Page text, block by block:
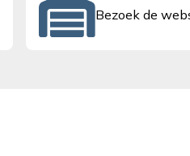
Bezoek de